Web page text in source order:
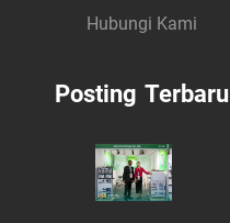
Hubungi Kami
Posting Terbaru